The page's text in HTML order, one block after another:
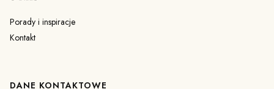
Porady i inspiracje
Kontakt
DANE KONTAKTOWE